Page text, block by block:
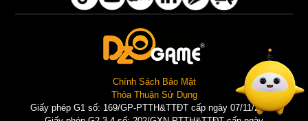
Chính Sách Bảo Mật
Thỏa Thuận Sử Dụng
Giấy phép G1 số: 169/GP-PTTH&TTĐT cấp ngày 07/11/2025 |